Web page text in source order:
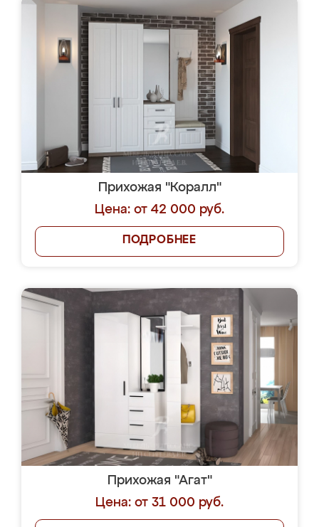
Прихожая "Коралл"
Цена: от 42 000 руб.
ПОДРОБНЕЕ
Прихожая "Агат"
Цена: от 31 000 руб.